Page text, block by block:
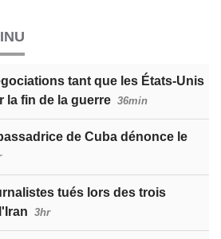
tant que les États-Unis
la fin de la guerre 36min
de Cuba dénonce le
tués lors des trois
3hr